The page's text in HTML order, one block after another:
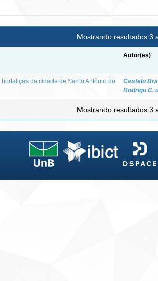
Mostrando resultados 3
Autor(es)
da cidade de Santo Antônio do
Castelo
Rodrigo C.
Mostrando resultados 3